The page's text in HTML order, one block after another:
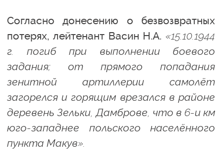
Согласно донесению о безвозвратных
потерях, лейтенант Васин Н.А. «15.10.1944
г. погиб при выполнении боевого
задания; от прямого попадания
зенитной артиллерии самолёт
загорелся и горящим врезался в районе
деревень Зельки, Дамброве, что в 6-и км
юго-западнее польского населённого
пункта Макув».